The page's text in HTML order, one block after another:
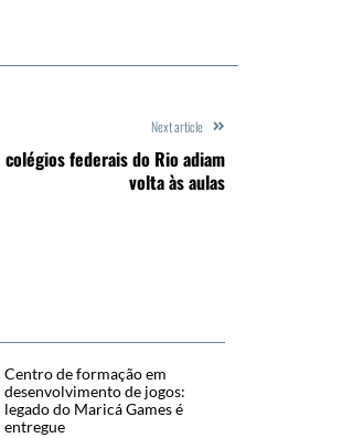
Next article
federais do Rio adiam
volta às aulas
Centro de formação em
desenvolvimento de jogos:
legado do Maricá Games é
entregue